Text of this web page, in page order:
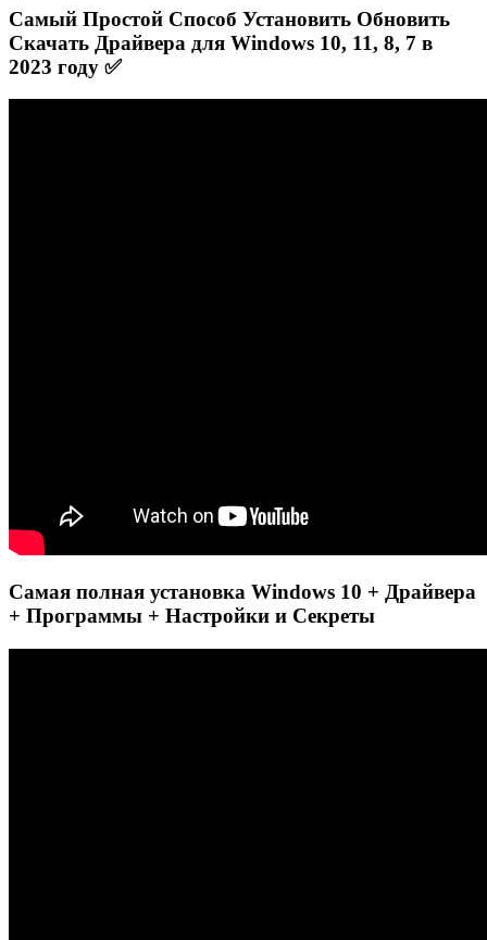
Самый Простой Способ Установить Обновить
Скачать Драйвера для Windows 10, 11, 8, 7 в
2023 году ✅
Самая полная установка Windows 10 + Драйвера
+ Программы + Настройки и Секреты